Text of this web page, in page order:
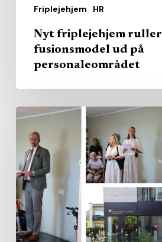
Friplejehjem HR
Nyt friplejehjem ruller
fusionsmodel ud på
personaleområdet
Diakonissestiftelsen
åbnet
sit
første
friplejehjem:
“Vi
turde